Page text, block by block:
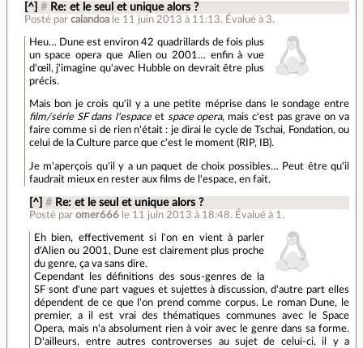
[^] # Re: et le seul et unique alors ?
Posté par calandoa le 11 juin 2013 à 11:13. Évalué à 3.
Heu… Dune est environ 42 quadrillards de fois plus
un space opera que Alien ou 2001… enfin à vue
d'œil, j'imagine qu'avec Hubble on devrait être plus
précis.
Mais bon je crois qu'il y a une petite méprise dans le sondage entre
film/série SF dans l'espaceet space opera, mais c'est pas grave on va
faire comme si de rien n'était : je dirai le cycle de Tschai, Fondation, ou
celui de la Culture parce que c'est le moment (RIP, IB).
Je m'aperçois qu'il y a un paquet de choix possibles… Peut être qu'il
faudrait mieux en rester aux films de l'espace, en fait.
[^] # Re: et le seul et unique alors ?
Posté paromer666 le 11 juin 2013 à 18:48. Évalué à 1 .
Eh bien, effectivement si l'on en vient à parler
d'Alien ou 2001, Dune est clairement plus proche
du genre, ça va sans dire.
Cependant les définitions des sous-genres de la
SF sont d'une part vagues et sujettes à discussion, d'autre part elles
dépendent de ce que l'on prend comme corpus. Le roman Dune, le
premier, a il est vrai des thématiques communes avec le Space
Opera, mais n'a absolument rien à voir avec le genre dans sa forme.
D'ailleurs, entre autres controverses au sujet de celui-ci, il y a